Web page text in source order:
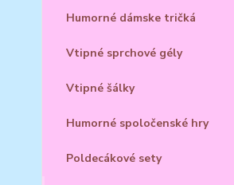
Humorné dámske tričká
Vtipné sprchové gély
Vtipné šálky
Humorné spoločenské hry
Poldecákové sety